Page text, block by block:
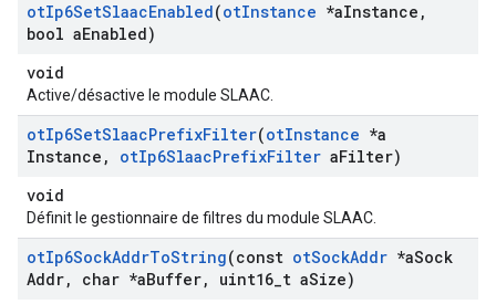
otIp6SetSlaacEnabled(otInstance *aInstance ,
bool aEnabled)
void
Active/désactive le module SLAAC.
otIp6SetSlaacPrefixFilter(otInstance *a
Instance , otIp6SlaacPrefixFilter aFilter)
void
Définit le gestionnaire de filtres du module SLAAC.
otIp6SockAddrToString(const otSockAddr *aSock
Addr, char *aBuffer, uint16 t aSize)